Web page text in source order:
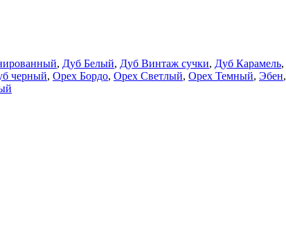
, Дуб Белый, Дуб Винтаж сучки, Дуб Карамель,
черный, Орех Бордо, Орех Светлый, Орех Темный, Эбен,